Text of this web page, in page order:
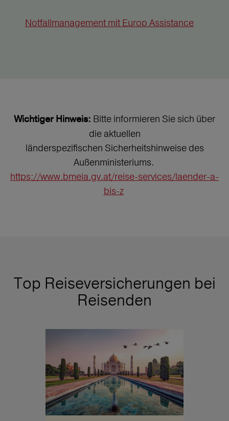
Notfallmanagement mit Europ Assistance
Wichtiger Hinweis: Bitte informieren Sie sich über
die aktuellen
länderspezifischen Sicherheitshinweise des
Außenministeriums.
https://www.bmeia.gv.at/reise-services/laender-a-
bis-z
Top Reiseversicherungen bei
Reisenden